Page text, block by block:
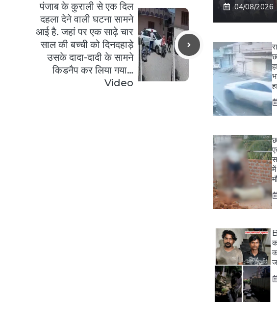
पंजाब के कुराली से एक दिल
दहला देने वाली घटना सामने
आई है. जहां पर एक साढ़े चार
साल की बच्ची को दिनदहाड़े
उसके दादा-दादी के सामने
किडनैप कर लिया गया…
Video
04/08/2026